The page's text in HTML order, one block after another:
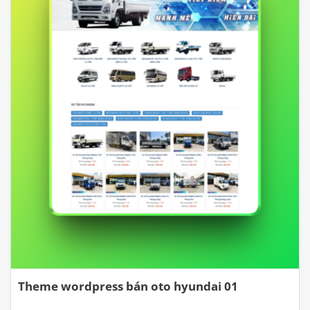
Theme wordpress bán oto hyundai 01